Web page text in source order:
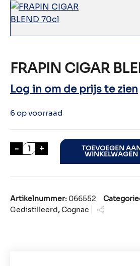
FRAPIN CIGAR
Log in om de prijs te zien
6 op voorraad
- FRAPIN CIGAR BLEND 70cl
+ TOEVOEGEN
WINKELWAGEN
Artikelnummer: 066552
Gedistilleerd,Cognac